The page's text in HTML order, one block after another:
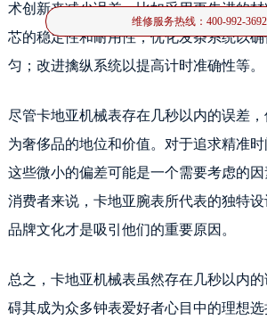
维修服务热线： 400-992-3692
术创新来减少误差。比如采用更先进的
芯的稳定性和耐用性；优化发条系统以
匀；改进擒纵系统以提高计时准确性等。
尽管卡地亚机械表存在几秒以内的误差
为奢侈品的地位和价值。对于追求精准时
这些微小的偏差可能是一个需要考虑的
消费者来说，卡地亚腕表所代表的独特
品牌文化才是吸引他们的重要原因。
总之，卡地亚机械表虽然存在几秒以内
碍其成为众多钟表爱好者心目中的理想